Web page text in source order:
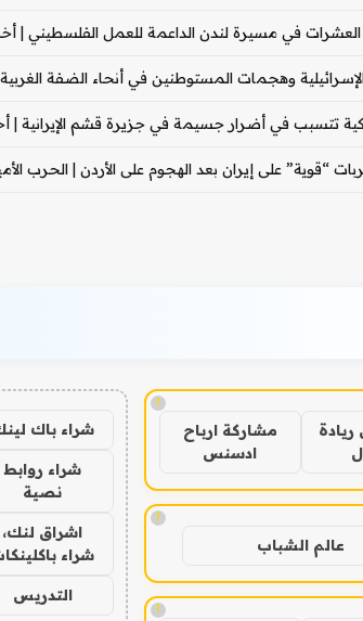
في مسيرة لندن الداعمة للعمل الفلسطيني |
وهجمات المستوطنين في أنحاء الضفة
تتسبب في أضرار جسيمة في جزيرة قشم الإيرانية |
“قوية” على إيران بعد الهجوم على الأردن | الحرب
!
ريادة
مشاركة ارباح
ادسنس
!
عالم الشباب
!
شراء باك
شراء روابط
نصية
اشراق لنك،
شراء
التدريس